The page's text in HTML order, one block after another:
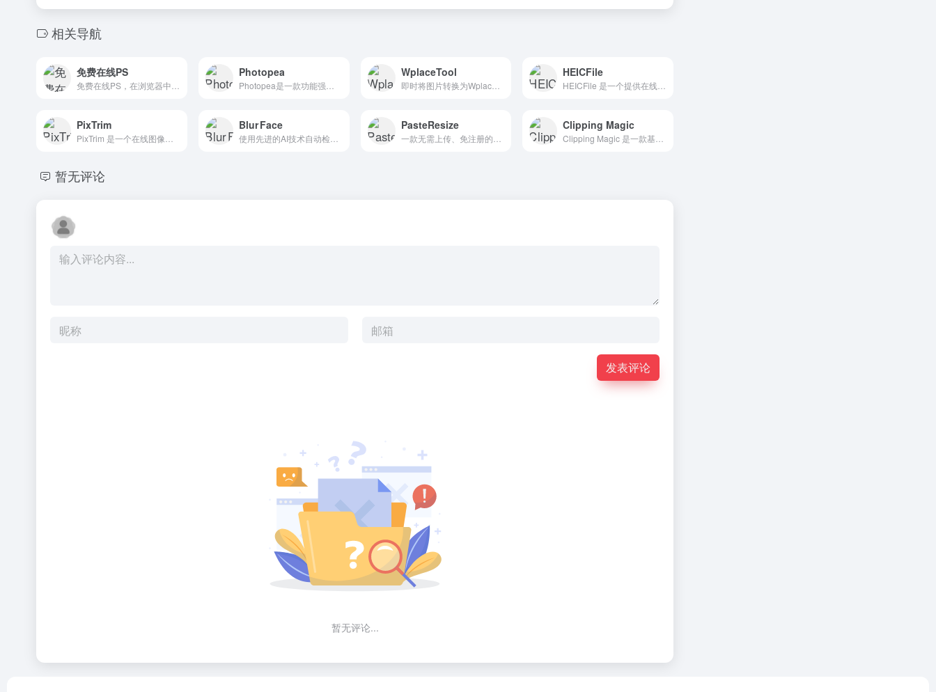
相关导航
免费在线PS Photopea WplaceTool
即时将图片转换为Wplace像素画。免费在线工具，具备颜色匹配、调整大小和导出功能。完美适用于Wplace.live项目
HEICFile
PixTrim Blur Face PasteResize Clipping Magic
暂无评论
发表评论
暂无评论...